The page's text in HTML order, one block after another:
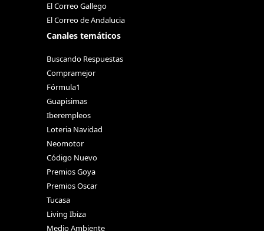
El Correo Gallego
El Correo de Andalucia
Canales temáticos
Buscando Respuestas
Compramejor
Fórmula1
Guapisimas
Iberempleos
Loteria Navidad
Neomotor
Código Nuevo
Premios Goya
Premios Oscar
Tucasa
Living Ibiza
Medio Ambiente